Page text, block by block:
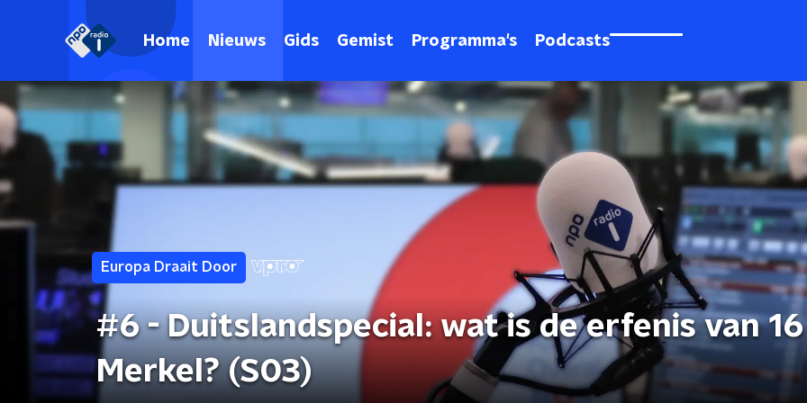
Home Nieuws Gids Gemist Programma's Podcasts
Europa Draait Door
#6 - Duitslandspecial: wat is de erfenis van
Merkel? (S03)